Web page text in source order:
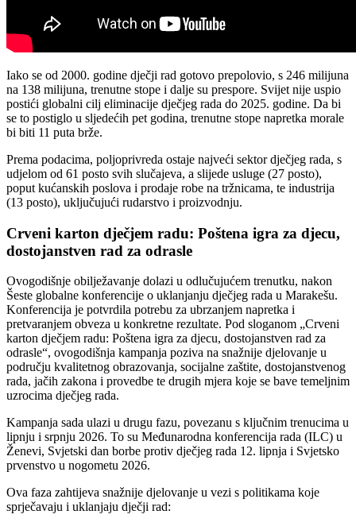
Iako se od 2000. godine dječji rad gotovo prepolovio, s 246 milijuna
na 138 milijuna, trenutne stope i dalje su prespore. Svijet nije uspio
postići globalni cilj eliminacije dječjeg rada do 2025. godine. Da bi
se to postiglo u sljedećih pet godina, trenutne stope napretka morale
bi biti 11 puta brže.
Prema podacima, poljoprivreda ostaje najveći sektor dječjeg rada, s
udjelom od 61 posto svih slučajeva, a slijede usluge (27 posto),
poput kućanskih poslova i prodaje robe na tržnicama, te industrija
(13 posto), uključujući rudarstvo i proizvodnju.
Crveni karton dječjem radu: Poštena igra za djecu,
dostojanstven rad za odrasle
Ovogodišnje obilježavanje dolazi u odlučujućem trenutku, nakon
Šeste globalne konferencije o uklanjanju dječjeg rada u Marakešu.
Konferencija je potvrdila potrebu za ubrzanjem napretka i
pretvaranjem obveza u konkretne rezultate. Pod sloganom „Crveni
karton dječjem radu: Poštena igra za djecu, dostojanstven rad za
odrasle“, ovogodišnja kampanja poziva na snažnije djelovanje u
području kvalitetnog obrazovanja, socijalne zaštite, dostojanstvenog
rada, jačih zakona i provedbe te drugih mjera koje se bave temeljnim
uzrocima dječjeg rada.
Kampanja sada ulazi u drugu fazu, povezanu s ključnim trenucima u
lipnju i srpnju 2026. To su Međunarodna konferencija rada (ILC) u
Ženevi, Svjetski dan borbe protiv dječjeg rada 12. lipnja i Svjetsko
prvenstvo u nogometu 2026.
Ova faza zahtijeva snažnije djelovanje u vezi s politikama koje
sprječavaju i uklanjaju dječji rad: